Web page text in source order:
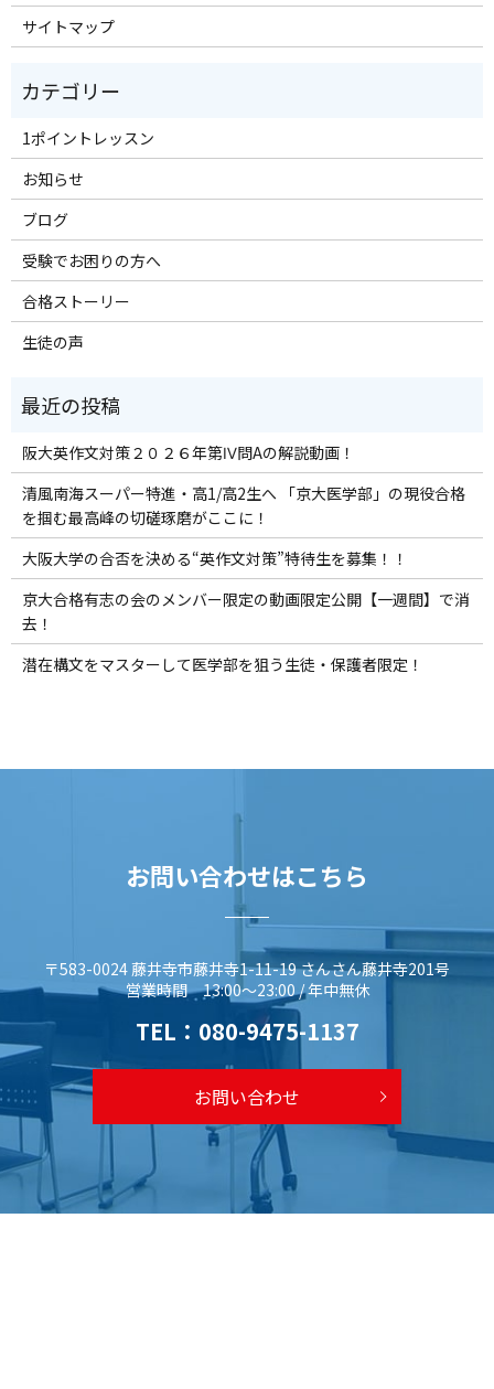
サイトマップ
1ポイントレッスン
お知らせ
ブログ
受験でお困りの方へ
合格ストーリー
生徒の声
阪大英作文対策２０２６年第Ⅳ問Aの解説動画！
清風南海スーパー特進・高1/高2生へ 「京大医学部」の現役合格
を掴む最高峰の切磋琢磨がここに！
大阪大学の合否を決める“英作文対策”特待生を募集！！
京大合格有志の会のメンバー限定の動画限定公開【一週間】で消
去！
潜在構文をマスターして医学部を狙う生徒・保護者限定！
お問い合わせはこちら
〒583-0024 藤井寺市藤井寺1-11-19 さんさん藤井寺201号
営業時間 13:00～23:00 / 年中無休
TEL： 080-9475-1137
お問い合わせ